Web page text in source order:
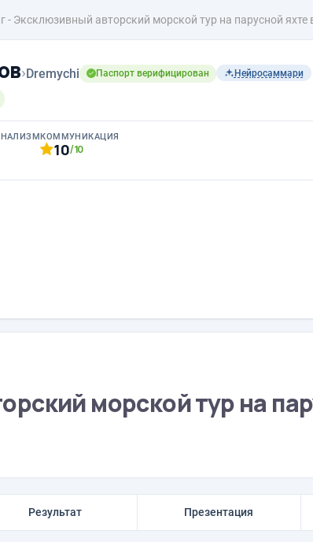
- Эксклюзивный авторский морской тур на парусной
›Dremychi Паспорт верифицирован Нейросаммари
КОММУНИКАЦИЯ
10/10
морской тур на
Результат Презентация